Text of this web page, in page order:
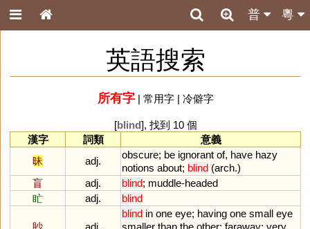
粵
普
英語搜索
所有字| 常用字| 冷僻字
[blind], 找到 10 個
漢字
詞類
意義
昧
adj.
obscure; be ignorant of, have hazy
notions about; blind (arch.)
盲
adj. blind; muddle-headed
盳
adj. blind
眇 adj.
blind in one eye; having one small eye
smaller than the other; faraway; very